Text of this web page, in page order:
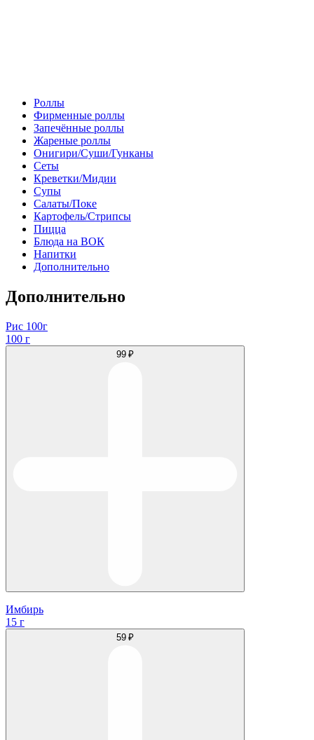
Роллы
Фирменные роллы
Запечённые роллы
Жареные роллы
Онигири/Суши/Гунканы
Сеты
Креветки/Мидии
Супы
Салаты/Поке
Картофель/Стрипсы
Пицца
Блюда на ВОК
Напитки
Дополнительно
Дополнительно
Рис 100г
100 г
99 ₽
Имбирь
15 г
59 ₽